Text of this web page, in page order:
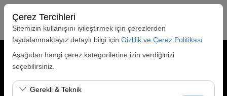
Çerez Tercihleri
Sitemizin kullanışını iyileştirmek için çerezlerden
faydalanmaktayız detaylı bilgi için Gizlilik ve Çerez Politikası
Aşağıdan hangi çerez kategorilerine izin verdiğinizi
seçebilirsiniz.
Gerekli & Teknik
Alış Lokasyonu